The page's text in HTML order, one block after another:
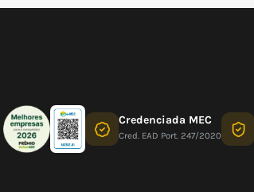
Credenciada MEC
Cred. EAD Port. 247/2020